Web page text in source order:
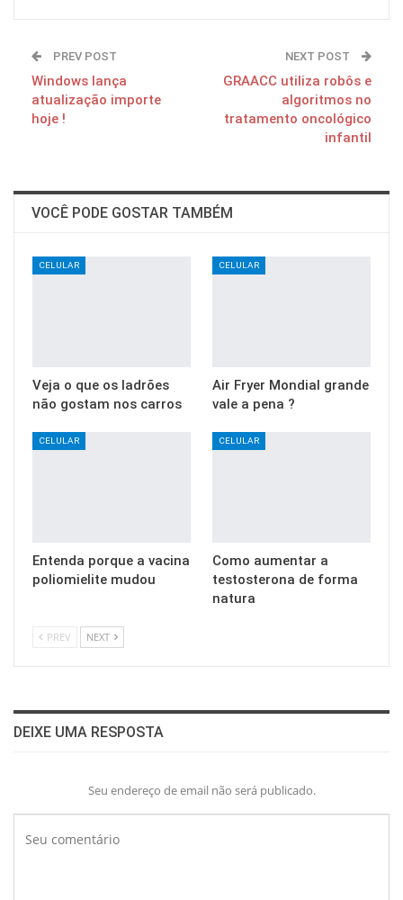
PREV POST
Windows lança
atualização importe
hoje !
NEXT POST
GRAACC utiliza robôs e
algoritmos no
tratamento oncológico
infantil
VOCÊ PODE GOSTAR TAMBÉM
CELULAR
Veja o que os ladrões
não gostam nos carros
CELULAR
Air Fryer Mondial grande
vale a pena ?
CELULAR
Entenda porque a vacina
poliomielite mudou
CELULAR
Como aumentar a
testosterona de forma
natura
PREV NEXT
DEIXE UMA RESPOSTA
Seu endereço de email não será publicado.